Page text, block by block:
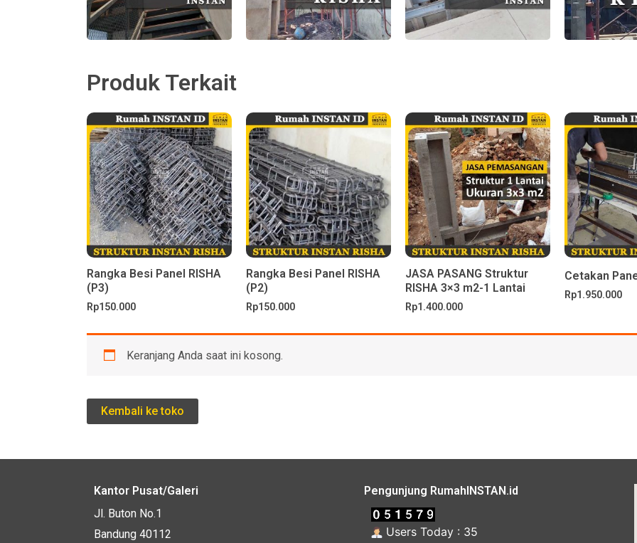
Produk Terkait
Rangka Besi Panel RISHA
(P3)
Rp150.000
Rangka Besi Panel RISHA
(P2)
Rp150.000
JASA PASANG Struktur
RISHA 3×3 m2-1 Lantai
Rp1.400.000
Cetakan
Rp1.950.000
Keranjang Anda saat ini kosong.
Kembali ke toko
Kantor Pusat/Galeri
Jl. Buton No.1
Bandung 40112
Pengunjung RumahINSTAN.id
Users Today : 35